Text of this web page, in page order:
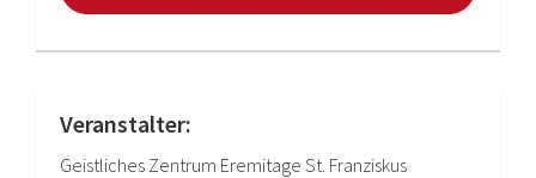
Veranstalter:
Geistliches Zentrum Eremitage St. Franziskus